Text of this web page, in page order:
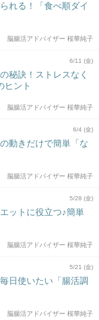
れる！「食べ順ダイ
脳腸活アドバイザー 桜華純子
6/11 (金)
秘訣！ストレスなく
ヒント
脳腸活アドバイザー 桜華純子
6/4 (金)
動きだけで簡単「な
脳腸活アドバイザー 桜華純子
5/28 (金)
ットに役立つ♪簡単
脳腸活アドバイザー 桜華純子
5/21 (金)
日使いたい「腸活調
脳腸活アドバイザー 桜華純子